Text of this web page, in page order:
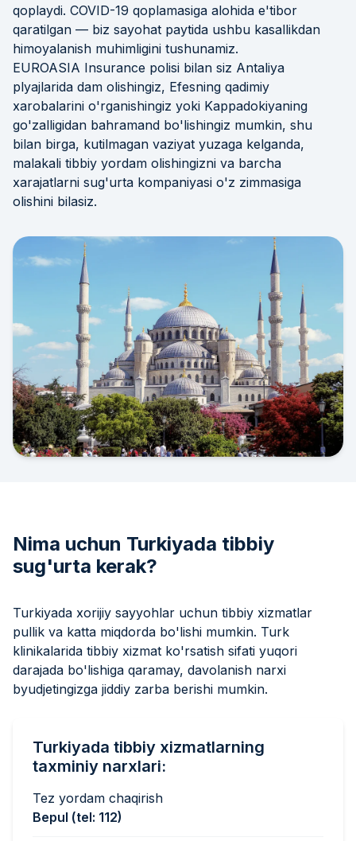
qoplaydi. COVID-19 qoplamasiga alohida e'tibor
qaratilgan — biz sayohat paytida ushbu kasallikdan
himoyalanish muhimligini tushunamiz.
EUROASIA Insurance polisi bilan siz Antaliya
plyajlarida dam olishingiz, Efesning qadimiy
xarobalarini o'rganishingiz yoki Kappadokiyaning
go'zalligidan bahramand bo'lishingiz mumkin, shu
bilan birga, kutilmagan vaziyat yuzaga kelganda,
malakali tibbiy yordam olishingizni va barcha
xarajatlarni sug'urta kompaniyasi o'z zimmasiga
olishini bilasiz.
Nima uchun Turkiyada tibbiy
sug'urta kerak?
Turkiyada xorijiy sayyohlar uchun tibbiy xizmatlar
pullik va katta miqdorda bo'lishi mumkin. Turk
klinikalarida tibbiy xizmat ko'rsatish sifati yuqori
darajada bo'lishiga qaramay, davolanish narxi
byudjetingizga jiddiy zarba berishi mumkin.
Turkiyada tibbiy xizmatlarning
taxminiy narxlari:
Tez yordam chaqirish
Bepul (tel: 112)